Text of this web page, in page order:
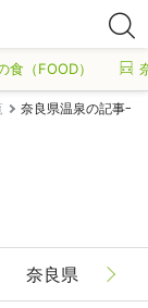
食（FOOD）
奈良県温泉の記事一
奈良県